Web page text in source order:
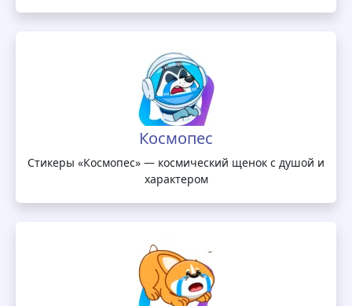
Космопес
Стикеры «Космопес» — космический щенок с душой и
характером